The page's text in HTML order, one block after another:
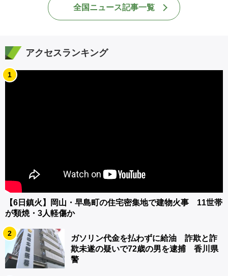
全国ニュース記事一覧
アクセスランキング
1
【6日鎮火】岡山・早島町の住宅密集地で建物火事 11世帯
が類焼・3人軽傷か
2
ガソリン代金を払わずに給油 詐欺と詐
欺未遂の疑いで72歳の男を逮捕 香川県
警